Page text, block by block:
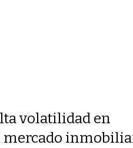
volatilidad en
mercado